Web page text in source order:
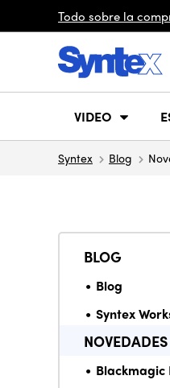
Todo sobre la
VIDEO
Syntex Blog
BLOG
Blog
Syntex
NOVEDADES
Blackmagic